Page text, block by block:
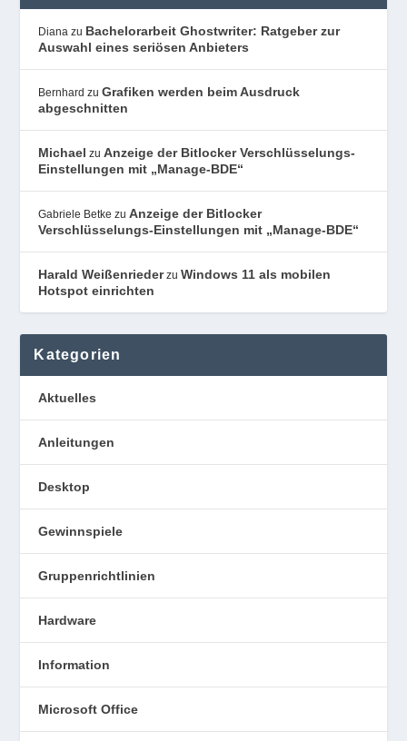
Diana zu Bachelorarbeit Ghostwriter: Ratgeber zur
Auswahl eines seriösen Anbieters
Bernhard zuGrafiken werden beim Ausdruck
abgeschnitten
Michael zuAnzeige der Bitlocker Verschlüsselungs-
Einstellungen mit „Manage-BDE“
Gabriele Betke zuAnzeige der Bitlocker
Verschlüsselungs-Einstellungen mit „Manage-BDE“
Harald WeißenriederzuWindows 11 als mobilen
Hotspot einrichten
Kategorien
Aktuelles
Anleitungen
Desktop
Gewinnspiele
Gruppenrichtlinien
Hardware
Information
Microsoft Office